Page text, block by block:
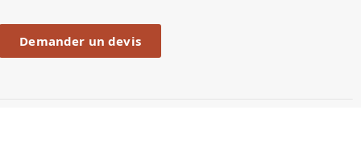
Demander un devis